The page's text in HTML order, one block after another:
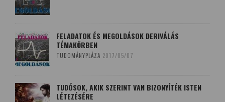
FELADATOK ÉS MEGOLDÁSOK DERIVÁLÁS
TÉMAKÖRBEN
TUDOMÁNYPLÁZA 2017/05/07
TUDÓSOK, AKIK SZERINT VAN BIZONYÍTÉK ISTEN
LÉTEZÉSÉRE